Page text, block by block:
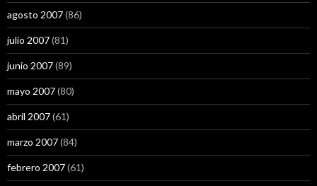
agosto 2007(86)
julio 2007(81)
junio 2007(89)
mayo 2007(80)
abril 2007(61)
marzo 2007(84)
febrero 2007(61)